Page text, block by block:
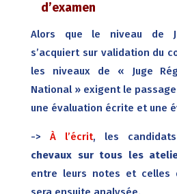
d’examen
Alors que le niveau de
s’acquiert sur validation du
les niveaux de « Juge
National » exigent le
une évaluation écrite et une
-> À l’écrit, les
chevaux sur tous les
entre leurs notes et celles